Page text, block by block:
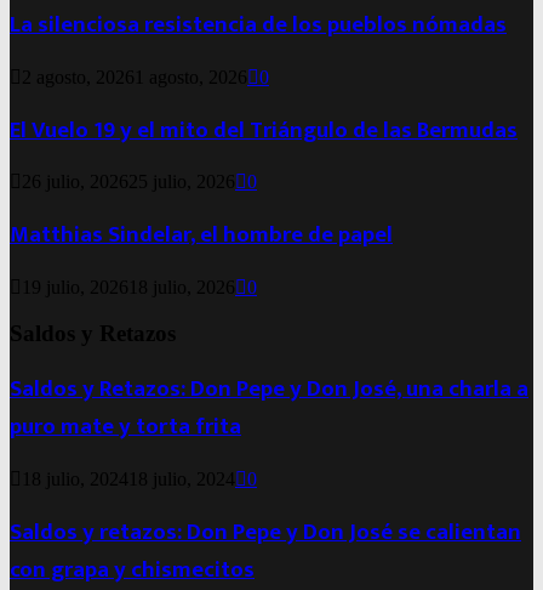
La silenciosa resistencia de los pueblos nómadas
2 agosto, 2026 1 agosto, 2026 0
El Vuelo 19 y el mito del Triángulo de las Bermudas
26 julio, 2026 25 julio, 2026 0
Matthias Sindelar, el hombre de papel
19 julio, 2026 18 julio, 2026 0
Saldos y Retazos
Saldos y Retazos: Don Pepe y Don José, una charla a
puro mate y torta frita
18 julio, 2024 18 julio, 2024 0
Saldos y retazos: Don Pepe y Don José se calientan
con grapa y chismecitos